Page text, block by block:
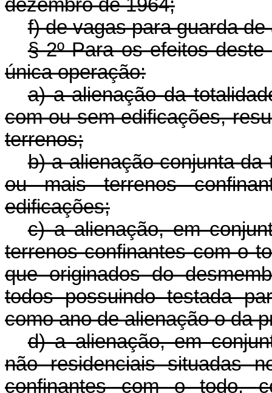
dezembro de 1964;
f) de vagas para guarda de
§ 2º Para os efeitos
única operação:
a) a alienação da
com ou sem edificações,
terrenos;
b) a alienação conjunta
ou mais terrenos
edificações;
c) a alienação, em
terrenos confinantes com o
que originados do
todos possuindo testada
como ano de alienação o da
d) a alienação, em
não residenciais situadas
confinantes com o todo,